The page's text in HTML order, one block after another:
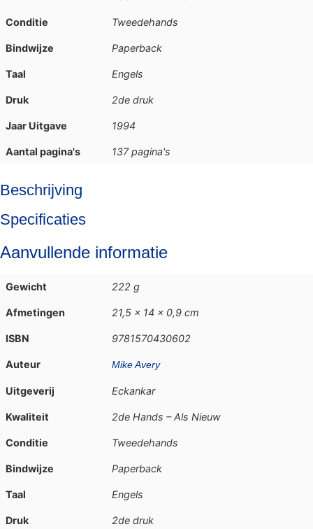
Conditie Tweedehands
Bindwijze Paperback
Taal Engels
Druk 2de druk
Jaar Uitgave 1994
Aantal pagina's 137 pagina's
Beschrijving
Specificaties
Aanvullende informatie
Gewicht 222 g
Afmetingen 21,5 × 14 × 0,9 cm
ISBN 9781570430602
Auteur Mike Avery
Uitgeverij Eckankar
Kwaliteit 2de Hands – Als Nieuw
Conditie Tweedehands
Bindwijze Paperback
Taal Engels
Druk 2de druk